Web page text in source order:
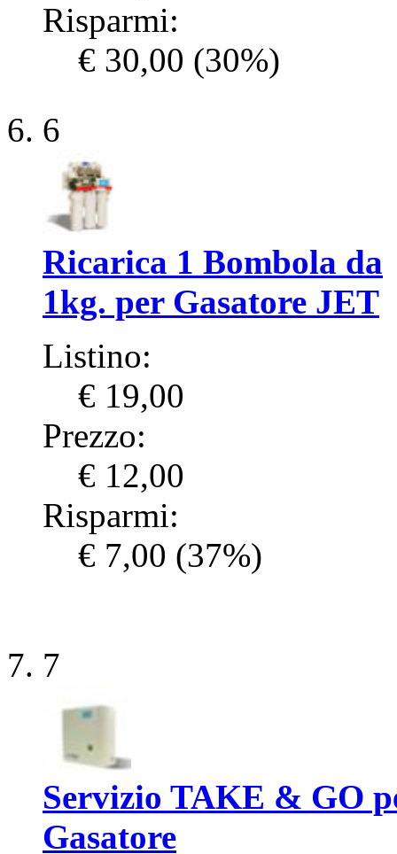
Risparmi:
€ 30,00 (30%)
6
Ricarica 1 Bombola da
1kg. per Gasatore JET
Listino:
€ 19,00
Prezzo:
€ 12,00
Risparmi:
€ 7,00 (37%)
7
Servizio TAKE & GO
Gasatore